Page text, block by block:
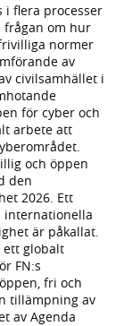
i flera processer
frågan om hur
normer
av
civilsamhället i
för cyber och
arbete att
och öppen
den
2026. Ett
internationella
är påkallat.
ett globalt
FN:s
fri och
tillämpning av
av Agenda